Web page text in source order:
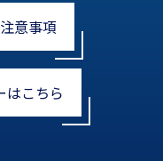
意事項
はこちら